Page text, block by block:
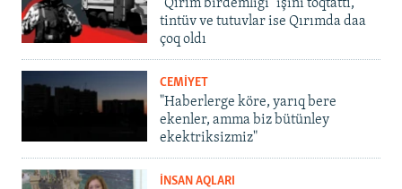
"Qırım birdemligi" işini toqtattı,
tintüv ve tutuvlar ise Qırımda daa
çoq oldı
CEMİYET
"Haberlerge köre, yarıq bere
ekenler, amma biz bütünley
ekektriksizmiz"
İNSAN AQLARI